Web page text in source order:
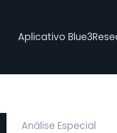
Aplicativo
Análise Especial